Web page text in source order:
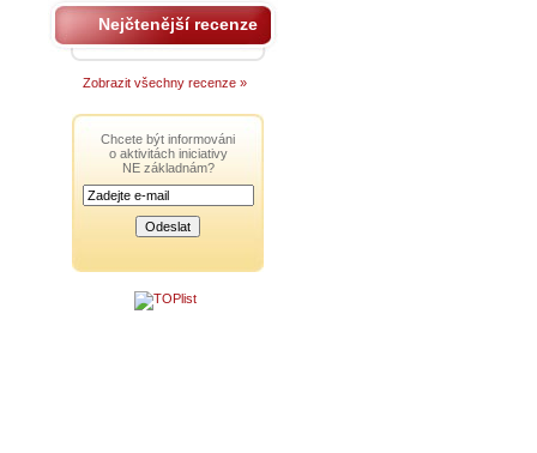
Nejčtenější recenze
Zobrazit všechny recenze »
Chcete být informováni
o aktivitách iniciativy
NE základnám?